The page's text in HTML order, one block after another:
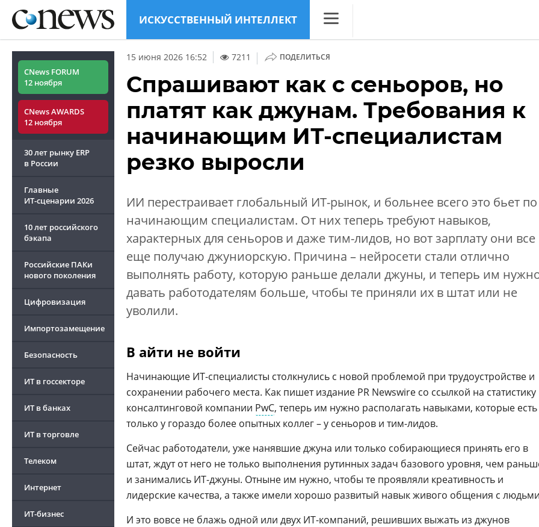
ИСКУССТВЕННЫЙ ИНТЕЛЛЕКТ
Конференции
Маркет
Техника
CNews FORUM
12 ноября
CNews AWARDS
12 ноября
30 лет рынку ERP
в России
Главные
ИТ-сценарии 2026
10 лет российского
бэкапа
Российские ПАКи
нового поколения
Цифровизация
Импортозамещение
Безопасность
ИТ в госсекторе
ИТ в банках
ИТ в торговле
Телеком
Интернет
ИТ-бизнес
15 июня 2026 16:52 7211 | ПОДЕЛИТЬСЯ
Спрашивают как с сеньоров, но
платят как джунам. Требования к
начинающим ИТ-специалистам
резко выросли
ИИ перестраивает глобальный ИТ-рынок, и больнее всего это бьет по
начинающим специалистам. От них теперь требуют навыков,
характерных для сеньоров и даже тим-лидов, но вот зарплату они все
еще получаю джуниорскую. Причина – нейросети стали отлично
выполнять работу, которую раньше делали джуны, и теперь им
давать работодателям больше, чтобы те приняли их в штат или не
уволили.
В айти не войти
Начинающие ИТ-специалисты столкнулись с новой проблемой при трудоустройстве и
сохранении рабочего места. Как пишет издание PR Newswire со ссылкой на статистику
консалтинговой компании PwC, теперь им нужно располагать навыками, которые есть
только у гораздо более опытных коллег – у сеньоров и тим-лидов.
Сейчас работодатели, уже нанявшие джуна или только собирающиеся принять его в
штат, ждут от него не только выполнения рутинных задач базового уровня, чем
и занимались ИТ-джуны. Отныне им нужно, чтобы те проявляли креативность и
лидерские качества, а также имели хорошо развитый навык живого общения с
И это вовсе не блажь одной или двух ИТ-компаний, решивших выжать из джунов